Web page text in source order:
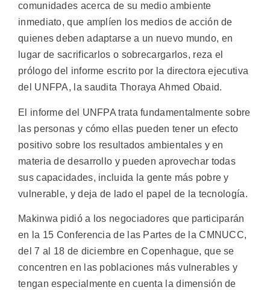
comunidades acerca de su medio ambiente
inmediato, que amplíen los medios de acción de
quienes deben adaptarse a un nuevo mundo, en
lugar de sacrificarlos o sobrecargarlos, reza el
prólogo del informe escrito por la directora ejecutiva
del UNFPA, la saudita Thoraya Ahmed Obaid.
El informe del UNFPA trata fundamentalmente sobre
las personas y cómo ellas pueden tener un efecto
positivo sobre los resultados ambientales y en
materia de desarrollo y pueden aprovechar todas
sus capacidades, incluida la gente más pobre y
vulnerable, y deja de lado el papel de la tecnología.
Makinwa pidió a los negociadores que participarán
en la 15 Conferencia de las Partes de la CMNUCC,
del 7 al 18 de diciembre en Copenhague, que se
concentren en las poblaciones más vulnerables y
tengan especialmente en cuenta la dimensión de